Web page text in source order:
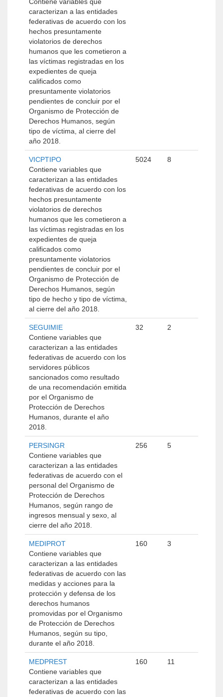
caracterizan a las entidades
federativas de acuerdo con los
hechos presuntamente
violatorios de derechos
humanos que les cometieron a
las víctimas registradas en los
expedientes de queja
calificados como
presuntamente violatorios
pendientes de concluir por el
Organismo de Protección de
Derechos Humanos, según
tipo de víctima, al cierre del
año 2018.
VICPTIPO
Contiene variables que
caracterizan a las entidades
federativas de acuerdo con los
hechos presuntamente
violatorios de derechos
humanos que les cometieron a
las víctimas registradas en los
expedientes de queja
calificados como
presuntamente violatorios
pendientes de concluir por el
Organismo de Protección de
Derechos Humanos, según
tipo de hecho y tipo de víctima,
al cierre del año 2018.
5024 8
SEGUIMIE
Contiene variables que
caracterizan a las entidades
federativas de acuerdo con los
servidores públicos
sancionados como resultado
de una recomendación emitida
por el Organismo de
Protección de Derechos
Humanos, durante el año
2018.
32 2
PERSINGR
Contiene variables que
caracterizan a las entidades
federativas de acuerdo con el
personal del Organismo de
Protección de Derechos
Humanos, según rango de
ingresos mensual y sexo, al
cierre del año 2018.
256 5
MEDIPROT
Contiene variables que
caracterizan a las entidades
federativas de acuerdo con las
medidas y acciones para la
protección y defensa de los
derechos humanos
promovidas por el Organismo
de Protección de Derechos
Humanos, según su tipo,
durante el año 2018.
160 3
MEDPREST
Contiene variables que
caracterizan a las entidades
federativas de acuerdo con las
160 11